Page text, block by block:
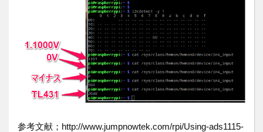
参考文献；http://www.jumpnowtek.com/rpi/Using-ads1115-